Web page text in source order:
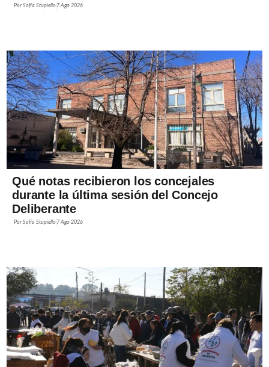
PorSofía Stupiello 7 Ago 2026
Qué notas recibieron los concejales
durante la última sesión del Concejo
Deliberante
PorSofía Stupiello 7 Ago 2026